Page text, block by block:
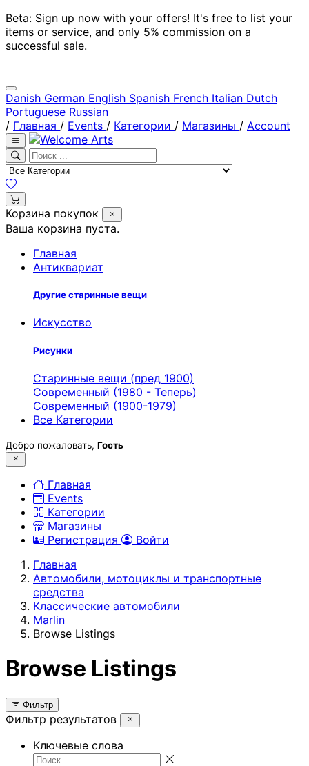
Beta: Sign up now with your offers! It's free to list your
items or service, and only 5% commission on a
successful sale.
Danish German English Spanish French Italian Dutch
Portuguese Russian
/ Главная / Events / Категории / Магазины / Account
Корзина покупок
Ваша корзина пуста.
Главная
Антиквариат
Другие старинные вещи
Искусство
Рисунки
Старинные вещи (пред 1900)
Современный (1980 - Теперь)
Современный (1900-1979)
Все Категории
Добро пожаловать, Гость
Главная
Events
Категории
Магазины
Регистрация
Войти
Главная
Автомобили, мотоциклы и транспортные
средства
Классические автомобили
Marlin
Browse Listings
Browse Listings
Фильтр
Фильтр результатов
Ключевые слова